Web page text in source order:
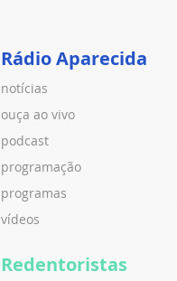
Rádio Aparecida
notícias
ouça ao vivo
podcast
programação
programas
vídeos
Redentoristas